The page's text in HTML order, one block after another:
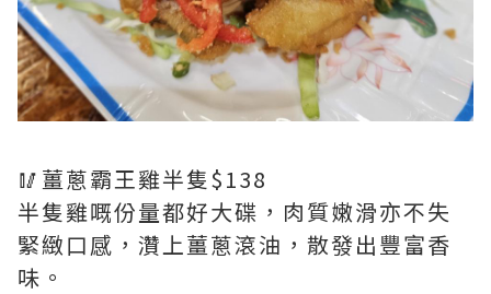
🥢薑蔥霸王雞半隻$138
半隻雞嘅份量都好大碟，肉質嫩滑亦不失
緊緻口感，灒上薑蔥滾油，散發出豐富香
味。